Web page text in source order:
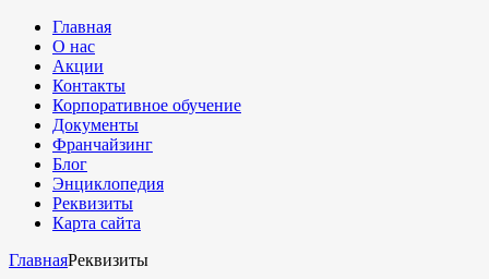
Главная
О нас
Акции
Контакты
Корпоративное обучение
Документы
Франчайзинг
Блог
Энциклопедия
Реквизиты
Карта сайта
ГлавнаяРеквизиты